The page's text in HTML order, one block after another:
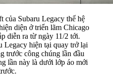
của Subaru Legacy thế hệ
diện ở triển lãm Chicago
diễn ra từ ngày 11/2 tới.
Legacy hiện tại quay trở lại
trước công chúng lần đầu
lần này là dưới lớp áo mới